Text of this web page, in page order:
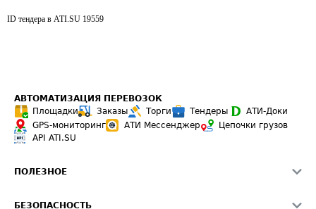
ID тендера в ATI.SU 19559
АВТОМАТИЗАЦИЯ ПЕРЕВОЗОК
Площадки
Заказы Торги Тендеры
АТИ-Доки
GPS-мониторинг
АТИ Мессенджер
Цепочки грузов
API ATI.SU
ПОЛЕЗНОЕ
БЕЗОПАСНОСТЬ